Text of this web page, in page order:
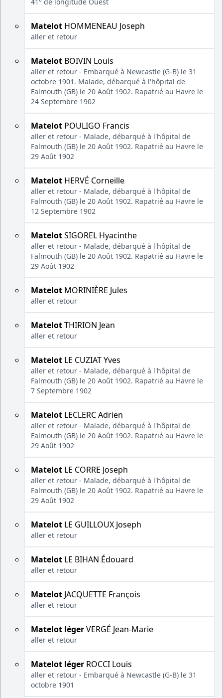
Matelot HOMMENEAU Joseph
aller et retour
Matelot BOIVIN Louis
aller et retour - Embarqué à Newcastle (G-B) le 31
octobre 1901. Malade, débarqué à l'hôpital de
Falmouth (GB) le 20 Août 1902. Rapatrié au Havre le
24 Septembre 1902
Matelot POULIGO Francis
aller et retour - Malade, débarqué à l'hôpital de
Falmouth (GB) le 20 Août 1902. Rapatrié au Havre le
29 Août 1902
Matelot HERVÉ Corneille
aller et retour - Malade, débarqué à l'hôpital de
Falmouth (GB) le 20 Août 1902. Rapatrié au Havre le
12 Septembre 1902
MatelotSIGOREL Hyacinthe
aller et retour - Malade, débarqué à l'hôpital de
Falmouth (GB) le 20 Août 1902. Rapatrié au Havre le
29 Août 1902
Matelot MORINIÈRE Jules
aller et retour
MatelotTHIRION Jean
aller et retour
Matelot LE CUZIAT Yves
aller et retour - Malade, débarqué à l'hôpital de
Falmouth (GB) le 20 Août 1902. Rapatrié au Havre le
7 Septembre 1902
Matelot LECLERC Adrien
aller et retour - Malade, débarqué à l'hôpital de
Falmouth (GB) le 20 Août 1902. Rapatrié au Havre le
29 Août 1902
Matelot LE CORRE Joseph
aller et retour - Malade, débarqué à l'hôpital de
Falmouth (GB) le 20 Août 1902. Rapatrié au Havre le
29 Août 1902
Matelot LE GUILLOUX Joseph
aller et retour
Matelot LE BIHAN Édouard
aller et retour
Matelot JACQUETTE François
aller et retour
Matelot légerVERGÉ Jean-Marie
aller et retour
Matelot léger ROCCI Louis
aller et retour - Embarqué à Newcastle (G-B) le 31
octobre 1901